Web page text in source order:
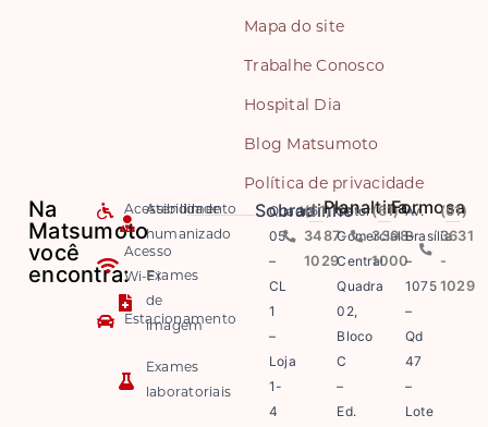
Mapa do site
Trabalhe Conosco
Hospital Dia
Blog Matsumoto
Política de privacidade
Na
Matsumoto
você
encontra:
Acessibilidade
Acesso
Wi-Fi
Estacionamento
Atendimento
humanizado
Exames
de
imagem
Exames
laboratoriais
Sobradinho
Quadra
05
–
CL
1
–
Loja
1-
4
(61)
3487-
1029
Planaltina
Setor
Comercial
Central
Quadra
02,
Bloco
C
–
Ed.
(61)
3308-
1000
Formosa
Av.
Brasília
–
1075
–
Qd
47
–
Lote
(61)
3631
-
1029